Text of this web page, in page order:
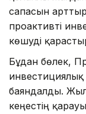
сапасын
проактивті
көшуді
Бұдан бөлек,
баяндалды.
кеңестің